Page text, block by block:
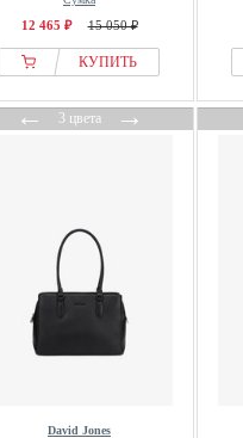
12 465 ₽ 15 050 ₽
КУПИТЬ
←3 цвета→
David Jones